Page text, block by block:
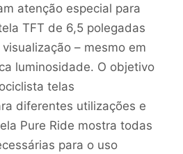
atenção especial para
TFT de 6,5 polegadas
– mesmo em
luminosidade. O objetivo
telas
diferentes utilizações e
Pure Ride mostra todas
para o uso